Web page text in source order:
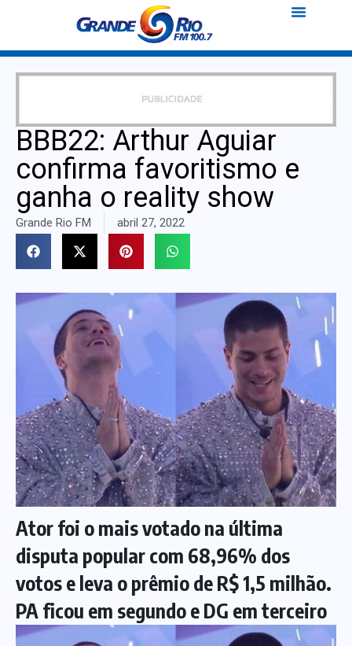
BBB22: Arthur Aguiar
confirma favoritismo e
ganha o reality show
Grande Rio FM abril 27, 2022
Ator foi o mais votado na última
disputa popular com 68,96% dos
votos e leva o prêmio de R$ 1,5 milhão.
PA ficou em segundo e DG em terceiro